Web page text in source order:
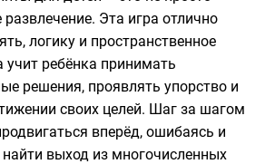
Эта игра отлично
логику и пространственное
ребёнка принимать
решения, проявлять упорство и
своих целей. Шаг за шагом
вперёд, ошибаясь и
выход из многочисленных